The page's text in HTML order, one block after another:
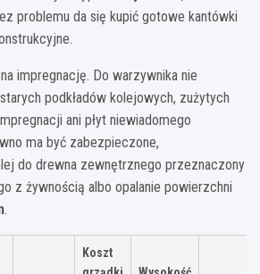
problemu da się kupić gotowe kantówki
impregnację. Do warzywnika nie
podkładów kolejowych, zużytych
ani płyt niewiadomego
ma być zabezpieczone,
do drewna zewnętrznego przeznaczony
z żywnością albo opalanie powierzchni
.
Koszt